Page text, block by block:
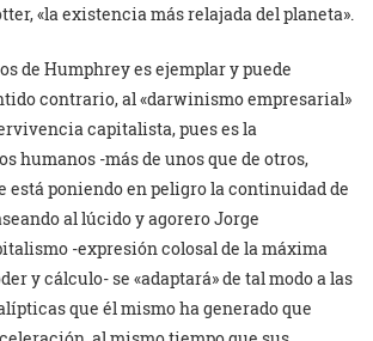
«la existencia más relajada del planeta».
de Humphrey es ejemplar y puede
contrario, al «darwinismo empresarial»
capitalista, pues es la
humanos -más de unos que de otros,
está poniendo en peligro la continuidad de
al lúcido y agorero Jorge
-expresión colosal de la máxima
y cálculo- se «adaptará» de tal modo a las
que él mismo ha generado que